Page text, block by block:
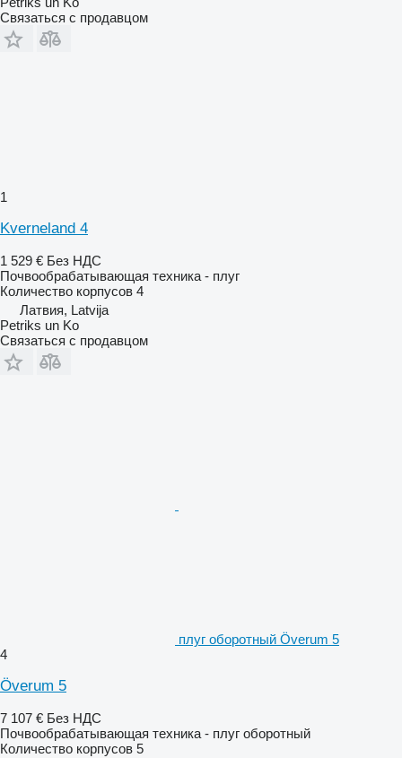
Связаться с продавцом
1
Kverneland 4
1 529 € Без НДС
Почвообрабатывающая техника - плуг
Количество корпусов 4
Латвия, Latvija
Petriks un Ko
Связаться с продавцом
плуг оборотный Överum 5
4
Överum 5
7 107 € Без НДС
Почвообрабатывающая техника - плуг оборотный
Количество корпусов 5